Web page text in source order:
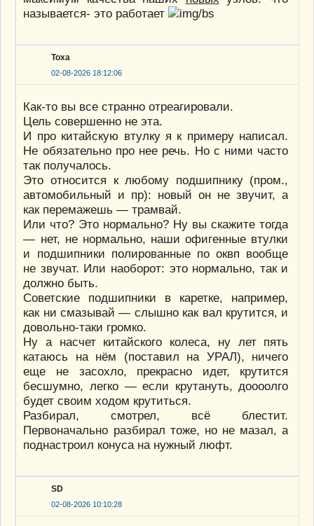
называется- это работает
Тоха
02-08-2026 18:12:06
Как-то вы все странно отреагировали.
Цель совершенно не эта.
И про китайскую втулку я к примеру написал.
Не обязательно про нее речь. Но с ними часто
так получалось.
Это относится к любому подшипнику (пром.,
автомобильный и пр): новый он не звучит, а
как перемажешь — трамвай.
Или что? Это нормально? Ну вы скажите тогда
— нет, не нормально, наши офигенные втулки
и подшипники полированные по оквп вообще
не звучат. Или наоборот: это нормально, так и
должно быть.
Советские подшипники в каретке, например,
как ни смазывай — слышно как вал крутится, и
довольно-таки громко.
Ну а насчет китайского колеса, ну лет пять
катаюсь на нём (поставил на УРАЛ), ничего
еще не засохло, прекрасно идет, крутится
бесшумно, легко — если крутануть, доооолго
будет своим ходом крутиться.
Разбирал, смотрел, всё блестит.
Первоначально разбирал тоже, но не мазал, а
поднастроил конуса на нужный люфт.
SD
02-08-2026 10:10:28